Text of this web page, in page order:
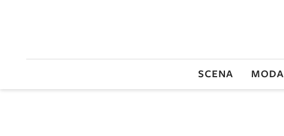
SCENA MODA